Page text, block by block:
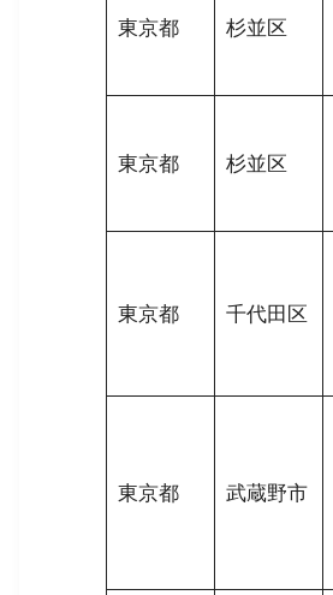
東京都 杉並区
東京都 杉並区
東京都 千代田区
東京都 武蔵野市